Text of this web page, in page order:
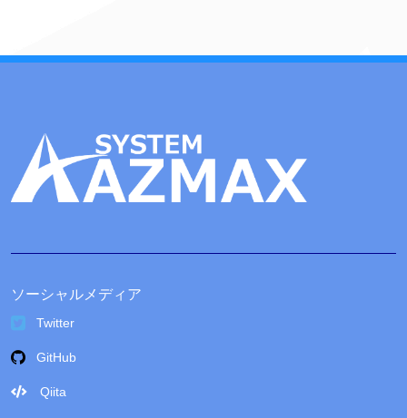
ソーシャルメディア
Twitter
GitHub
Qiita